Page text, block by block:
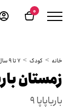
0
خانه کودک 7 تا 9 سال
زمستان
بارباپاپا 9